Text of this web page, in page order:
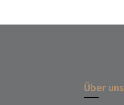
Über uns